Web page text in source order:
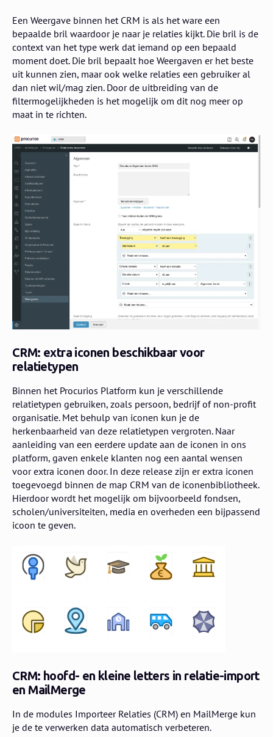
Een Weergave binnen het CRM is als het ware een
bepaalde bril waardoor je naar je relaties kijkt. Die bril is de
context van het type werk dat iemand op een bepaald
moment doet. Die bril bepaalt hoe Weergaven er het beste
uit kunnen zien, maar ook welke relaties een gebruiker al
dan niet wil/mag zien. Door de uitbreiding van de
filtermogelijkheden is het mogelijk om dit nog meer op
maat in te richten.
CRM: extra iconen beschikbaar voor
relatietypen
Binnen het Procurios Platform kun je verschillende
relatietypen gebruiken, zoals persoon, bedrijf of non-profit
organisatie. Met behulp van iconen kun je de
herkenbaarheid van deze relatietypen vergroten. Naar
aanleiding van een eerdere update aan de iconen in ons
platform, gaven enkele klanten nog een aantal wensen
voor extra iconen door. In deze release zijn er extra iconen
toegevoegd binnen de map CRM van de iconenbibliotheek.
Hierdoor wordt het mogelijk om bijvoorbeeld fondsen,
scholen/universiteiten, media en overheden een bijpassend
icoon te geven.
CRM: hoofd- en kleine letters in relatie-import
en MailMerge
In de modules Importeer Relaties (CRM) en MailMerge kun
je de te verwerken data automatisch verbeteren.